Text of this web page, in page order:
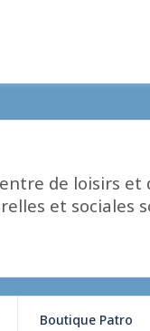
de loisirs et
et sociales
Boutique Patro